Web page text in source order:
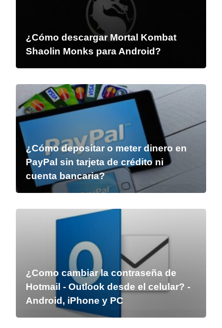
¿Cómo descargar Mortal Kombat
Shaolin Monks para Android?
¿Cómo depositar o meter dinero en
PayPal sin tarjeta de crédito ni
cuenta bancaria?
¿Como cambiar la contraseña de
Hotmail - Outlook desde el celular? -
Android, iPhone y PC